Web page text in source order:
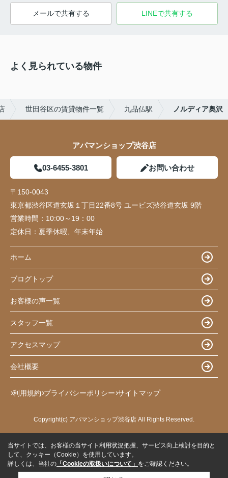
メールで共有する LINEで共有する
よく見られている物件
世田谷区の賃貸物件一覧 九品仏駅 ノルディア奥沢
アパマンショップ渋谷店
03-6455-3801 お問い合わせ
〒150-0043
東京都渋谷区道玄坂１丁目22番8号 ユービズ渋谷道玄坂 9階
営業時間： 10:00～19：00
定休日： 夏季休暇、年末年始
ホーム
ブログトップ
お客様の声一覧
スタッフ一覧
アクセスマップ
会社概要
利用規約 プライバシーポリシー サイトマップ
Copyright(c) アパマンショップ渋谷店 All Rights Reserved.
当サイトでは、お客様の当サイト利用状況把握、サービス向上検討を目的と
して、クッキー（Cookie）を使用しています。
詳しくは、当社の 「Cookieの取扱いについて」 をご確認ください。